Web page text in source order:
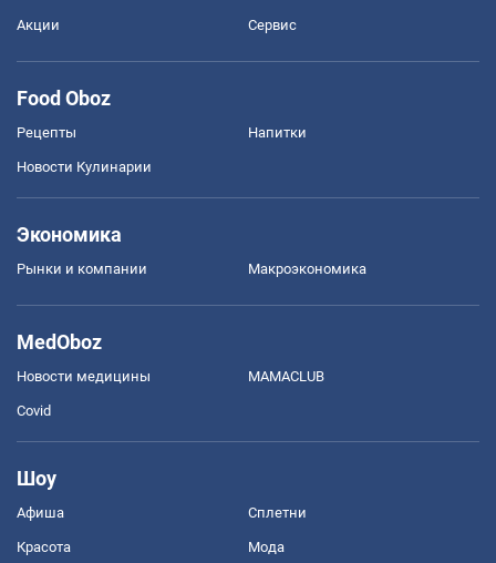
Акции Сервис
Food Oboz
Рецепты Напитки
Новости Кулинарии
Экономика
Рынки и компании Mакроэкономика
MedOboz
Новости медицины MAMACLUB
Covid
Шоу
Афиша Сплетни
Красота Мода